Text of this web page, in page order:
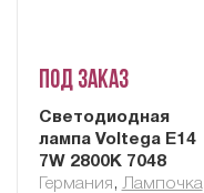
Под заказ
Светодиодная
лампа Voltega E14
7W 2800K 7048
Германия , Лампочка